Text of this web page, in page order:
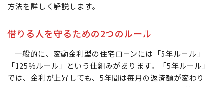
方法を詳しく解説します。
借りる人を守るための2つのルール
一般的に、変動金利型の住宅ローンには「5年ルール」
「125％ルール」という仕組みがあります。「5年ルール」
では、金利が上昇しても、5年間は毎月の返済額が変わり